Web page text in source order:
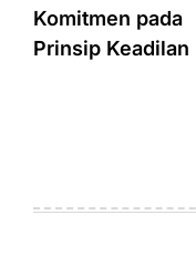
Komitmen pada
Prinsip Keadilan